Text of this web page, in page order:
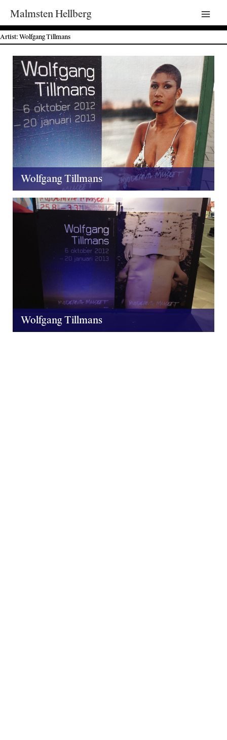
Malmsten Hellberg
Main
Artist: Wolfgang Tillmans
Wolfgang Tillmans
Wolfgang Tillmans